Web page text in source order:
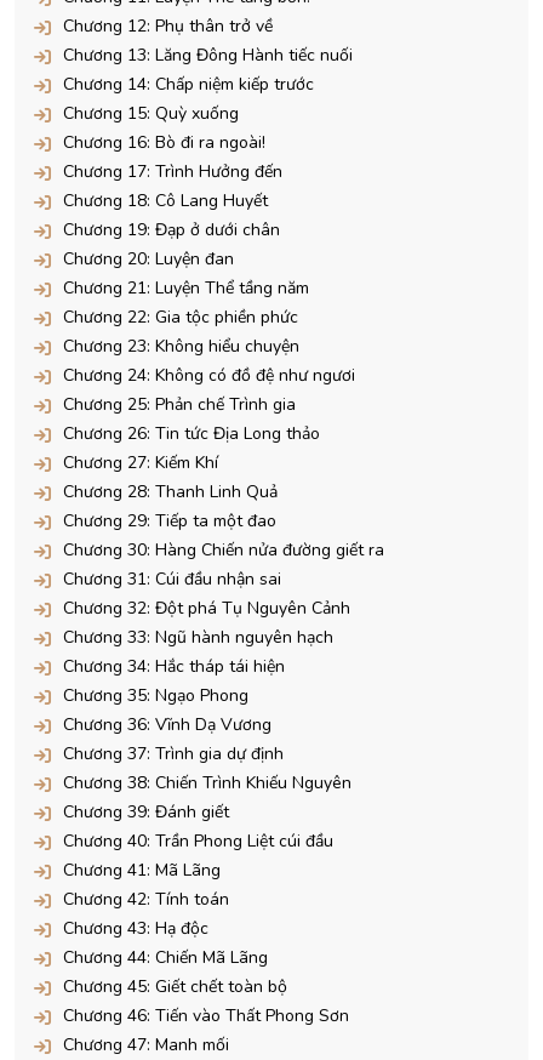
Chương 12: Phụ thân trở về
Chương 13: Lăng Đông Hành tiếc nuối
Chương 14: Chấp niệm kiếp trước
Chương 15: Quỳ xuống
Chương 16: Bò đi ra ngoài!
Chương 17: Trình Hưởng đến
Chương 18: Cô Lang Huyết
Chương 19: Đạp ở dưới chân
Chương 20: Luyện đan
Chương 21: Luyện Thể tầng năm
Chương 22: Gia tộc phiền phức
Chương 23: Không hiểu chuyện
Chương 24: Không có đồ đệ như ngươi
Chương 25: Phản chế Trình gia
Chương 26: Tin tức Địa Long thảo
Chương 27: Kiếm Khí
Chương 28: Thanh Linh Quả
Chương 29: Tiếp ta một đao
Chương 30: Hàng Chiến nửa đường giết ra
Chương 31: Cúi đầu nhận sai
Chương 32: Đột phá Tụ Nguyên Cảnh
Chương 33: Ngũ hành nguyên hạch
Chương 34: Hắc tháp tái hiện
Chương 35: Ngạo Phong
Chương 36: Vĩnh Dạ Vương
Chương 37: Trình gia dự định
Chương 38: Chiến Trình Khiếu Nguyên
Chương 39: Đánh giết
Chương 40: Trần Phong Liệt cúi đầu
Chương 41: Mã Lãng
Chương 42: Tính toán
Chương 43: Hạ độc
Chương 44: Chiến Mã Lãng
Chương 45: Giết chết toàn bộ
Chương 46: Tiến vào Thất Phong Sơn
Chương 47: Manh mối